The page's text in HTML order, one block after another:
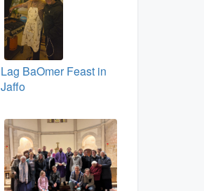
Lag BaOmer Feast in
Jaffo